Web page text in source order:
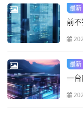
最新
前
最新
一